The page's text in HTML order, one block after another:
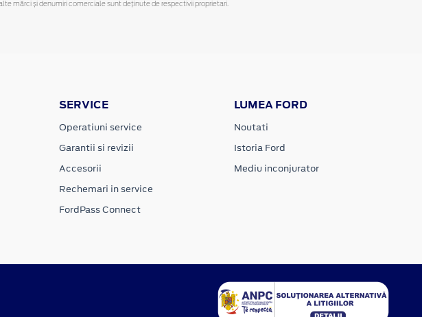
mărci și denumiri comerciale sunt deținute de respectivii proprietari.
SERVICE
Operatiuni service
Garantii si revizii
Accesorii
Rechemari in service
FordPass Connect
LUMEA FORD
Noutati
Istoria Ford
Mediu inconjurator